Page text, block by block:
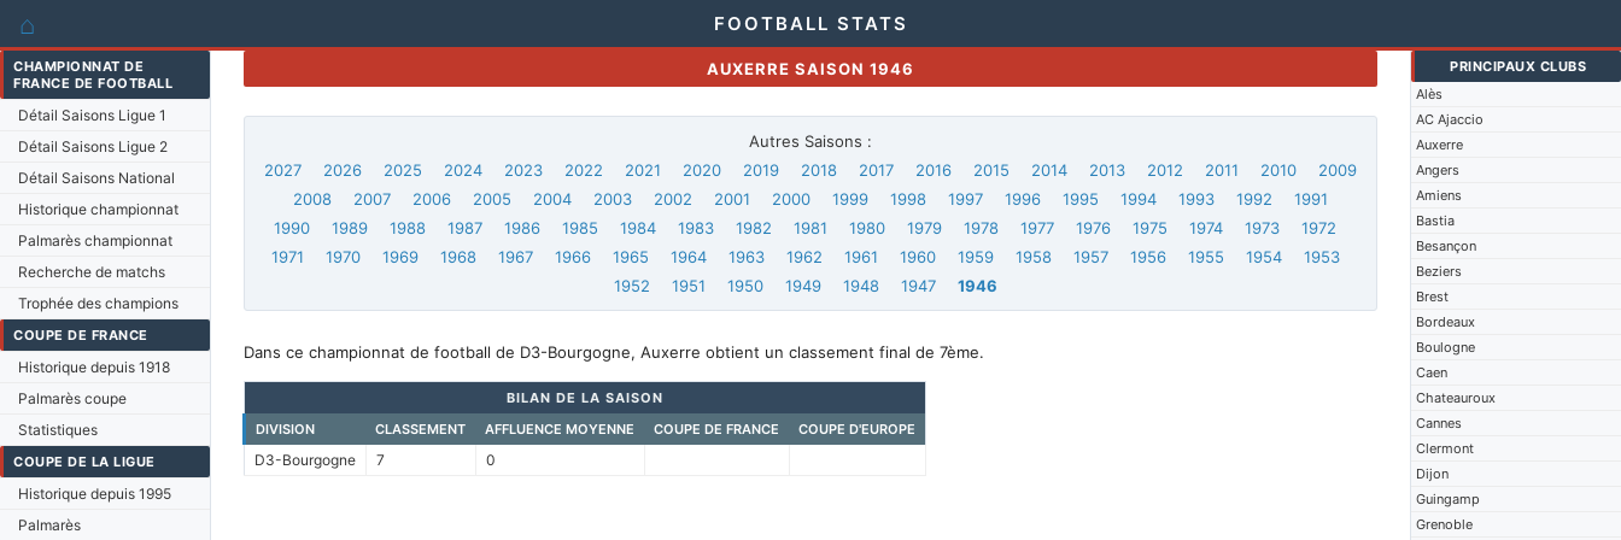
⌂ FOOTBALL STATS
CHAMPIONNAT DE
FRANCE DE FOOTBALL
Détail Saisons Ligue 1
Détail Saisons Ligue 2
Détail Saisons National
Historique championnat
Palmarès championnat
Recherche de matchs
Trophée des champions
COUPE DE FRANCE
Historique depuis 1918
Palmarès coupe
Statistiques
COUPE DE LA LIGUE
Historique depuis 1995
Palmarès
PRINCIPAUX CLUBS
Alès
AC Ajaccio
Auxerre
Angers
Amiens
Bastia
Besançon
Beziers
Brest
Bordeaux
Boulogne
Caen
Chateauroux
Cannes
Clermont
Dijon
Guingamp
Grenoble
AUXERRE SAISON 1946
Autres Saisons :
2027
2026 2025 2024 2023 2022 2021 2020 2019 2018 2017 2016 2015 2014 2013 2012 2011 2010
2009
2008
2007 2006 2005 2004 2003 2002 2001 2000 1999 1998 1997 1996 1995 1994 1993 1992
1991
1990
1989 1988 1987 1986 1985 1984 1983 1982 1981 1980 1979 1978 1977 1976 1975 1974 1973
1972
1971
1970 1969 1968 1967 1966 1965 1964 1963 1962 1961 1960 1959 1958 1957 1956 1955 1954
1953
1952
1951 1950 1949 1948 1947 1946
Dans ce championnat de football de D3-Bourgogne, Auxerre obtient un classement final de 7ème.
BILAN DE LA SAISON
DIVISION
CLASSEMENT AFFLUENCE MOYENNE COUPE DE FRANCE COUPE D'EUROPE
D3-Bourgogne 7 0